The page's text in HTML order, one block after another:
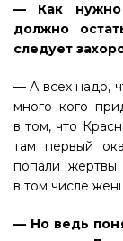
— Как нужно
должно
следует
— А всех надо,
много кого
в том, что
там первый
попали
в том числе
— Но ведь